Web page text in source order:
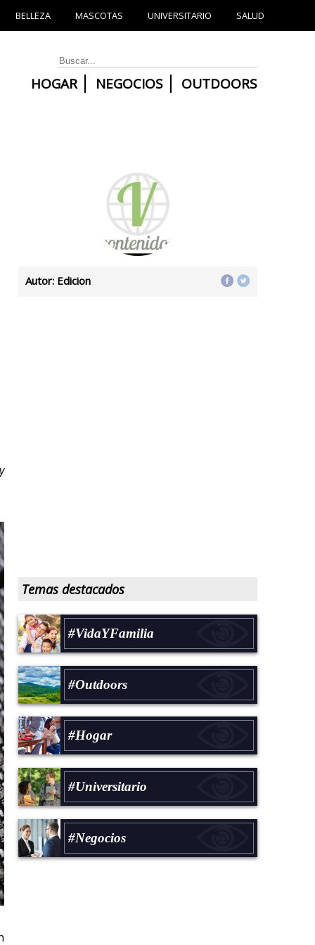
BELLEZA MASCOTAS UNIVERSITARIO SALUD
HOGAR NEGOCIOS OUTDOORS
Autor: Edicion
Temas destacados
#VidaYFamilia
#Outdoors
#Hogar
#Universitario
#Negocios